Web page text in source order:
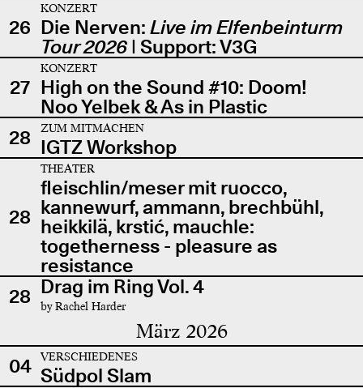
26
KONZERT
Die Nerven: Live im Elfenbeinturm
Tour 2026| Support: V3G
27
KONZERT
High on the Sound #10: Doom!
Noo Yelbek & As in Plastic
28
ZUM MITMACHEN
IGTZ Workshop
28
THEATER
fleischlin/meser mit ruocco,
kannewurf, ammann, brechbühl,
heikkilä, krstić, mauchle:
togetherness - pleasure as
resistance
28 Drag im Ring Vol. 4
by Rachel Harder
März 2026
04 VERSCHIEDENES
Südpol Slam